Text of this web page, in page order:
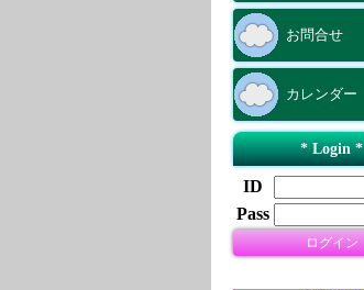
お問合せ
カレンダー
* Login *
ID
Pass
ログイン